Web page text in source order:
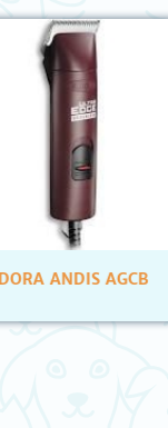
AGCB